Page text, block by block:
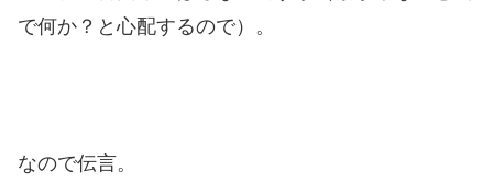
で何か？と心配するので）。
なので伝言。